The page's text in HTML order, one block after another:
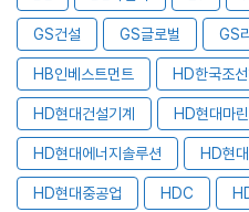
GS건설 GS글로벌 GS
HB인베스트먼트 HD한국조
HD현대건설기계 HD현대마
HD현대에너지솔루션 HD현
HD현대중공업 HDC